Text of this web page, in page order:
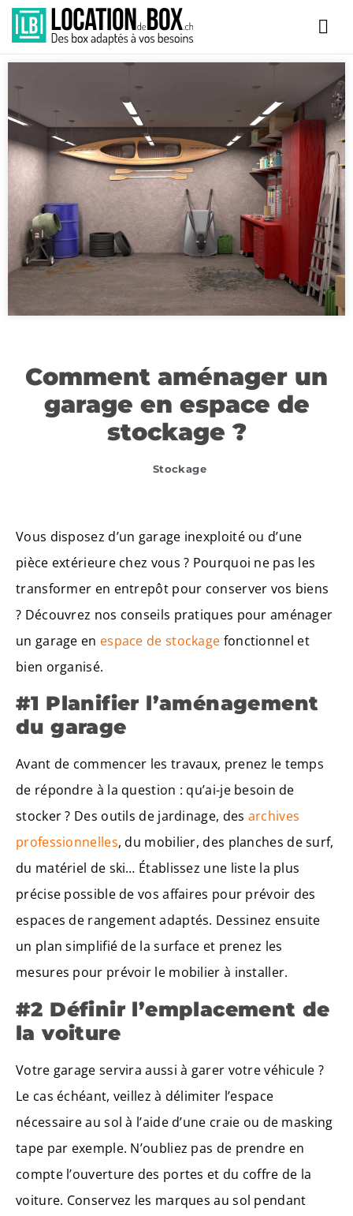
Comment aménager un
garage en espace de
stockage ?
Stockage
Vous disposez d’un garage inexploité ou d’une
pièce extérieure chez vous ? Pourquoi ne pas les
transformer en entrepôt pour conserver vos biens
? Découvrez nos conseils pratiques pour aménager
un garage en espace de stockage fonctionnel et
bien organisé.
#1 Planifier l’aménagement
du garage
Avant de commencer les travaux, prenez le temps
de répondre à la question : qu’ai-je besoin de
stocker ? Des outils de jardinage, des archives
professionnelles, du mobilier, des planches de surf,
du matériel de ski… Établissez une liste la plus
précise possible de vos affaires pour prévoir des
espaces de rangement adaptés. Dessinez ensuite
un plan simplifié de la surface et prenez les
mesures pour prévoir le mobilier à installer.
#2 Définir l’emplacement de
la voiture
Votre garage servira aussi à garer votre véhicule ?
Le cas échéant, veillez à délimiter l’espace
nécessaire au sol à l’aide d’une craie ou de masking
tape par exemple. N’oubliez pas de prendre en
compte l’ouverture des portes et du coffre de la
voiture. Conservez les marques au sol pendant